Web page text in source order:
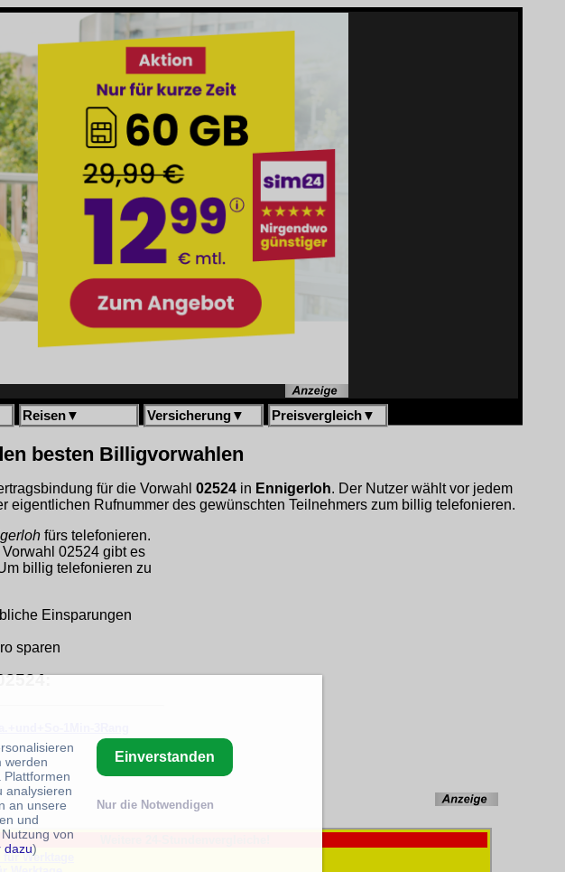
Reisen▼ Versicherung▼ Preisvergleich▼
besten Billigvorwahlen
für die Vorwahl 02524 in Ennigerloh. Der Nutzer wählt vor jedem
Rufnummer des gewünschten Teilnehmers zum billig telefonieren.
fürs telefonieren.
02524 gibt es
billig telefonieren zu
Einsparungen
sparen
1Min-3Rang
Werktage
werden
Plattformen
analysieren
an unsere
und
von
dazu)
Einverstanden
Nur die Notwendigen